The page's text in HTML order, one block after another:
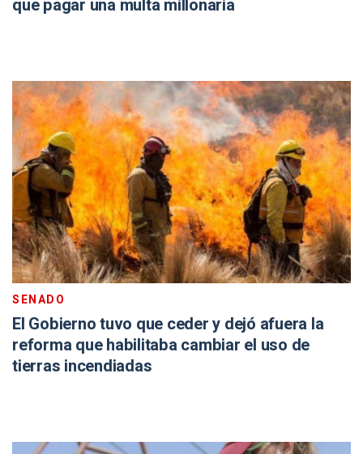
que pagar una multa millonaria
SENADO
El Gobierno tuvo que ceder y dejó afuera la
reforma que habilitaba cambiar el uso de
tierras incendiadas